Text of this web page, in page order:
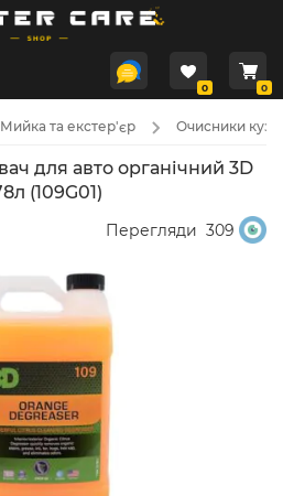
0 0
Мийка та екстер'єр Очисники
для авто органічний 3D
(109G01)
Перегляди 309